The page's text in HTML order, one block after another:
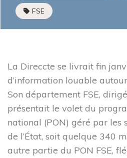
FSE
La Direccte se livrait fin
d’information louable
Son département FSE,
présentait le volet du
national (PON) géré par les
de l’État, soit quelque 340
autre partie du PON FSE,
L’ESS actrice de la Transition
Mois de l’ESS et Prix régional de l’ESS
La liste des entreprises de l’ESS
J’adapte mes activités
Guide d’orientation pour engager
Écologique
Les financements à disposition
Les Accompagnements à disposition
Mon parcours d’économie d’énergie